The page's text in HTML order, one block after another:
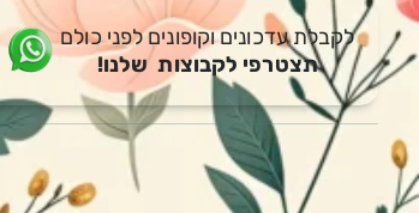
לקבלת עדכונים וקופונים לפני כולם
תצטרפי לקבוצות שלנו!